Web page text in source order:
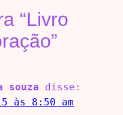
“Livro
disse:
às 8:50 am